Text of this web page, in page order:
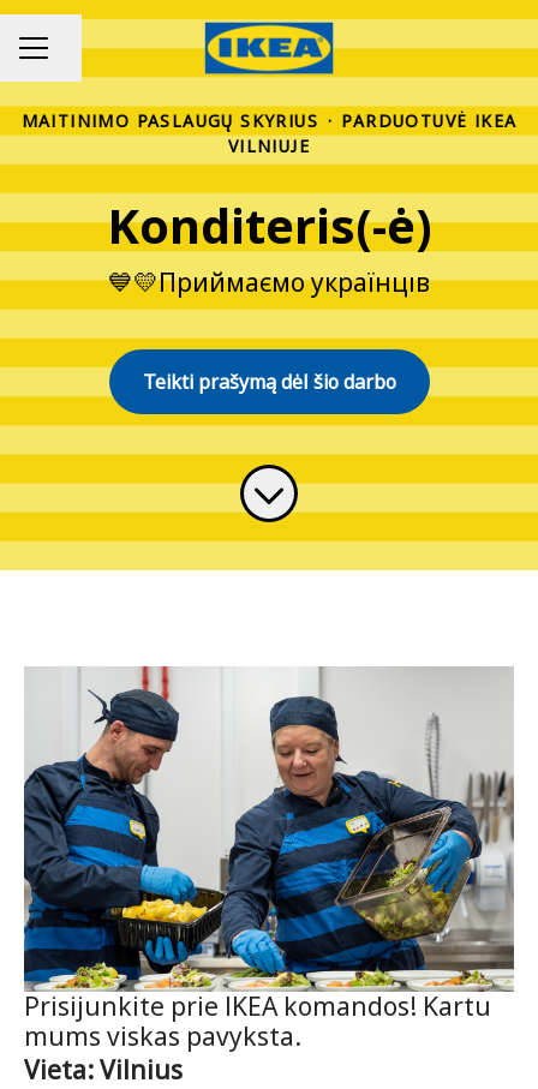
KARJEROS MENIU
Bendrinti puslapį
MAITINIMO PASLAUGŲ SKYRIUS · PARDUOTUVĖ IKEA
VILNIUJE
Konditeris(-ė)
💙💛Приймаємо українців
Teikti prašymą dėl šio darbo
Prisijunkite prie IKEA komandos! Kartu
mums viskas pavyksta.
Vieta: Vilnius